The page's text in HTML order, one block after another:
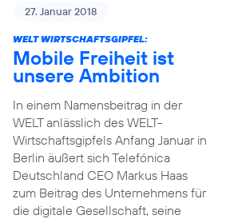
27. Januar 2018
WELT WIRTSCHAFTSGIPFEL:
Mobile Freiheit ist
unsere Ambition
In einem Namensbeitrag in der
WELT anlässlich des WELT-
Wirtschaftsgipfels Anfang Januar in
Berlin äußert sich Telefónica
Deutschland CEO Markus Haas
zum Beitrag des Unternehmens für
die digitale Gesellschaft, seine